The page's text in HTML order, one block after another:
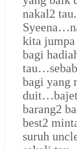
nakal2
kita
bagi
bagi yang
barang2
best2
suruh